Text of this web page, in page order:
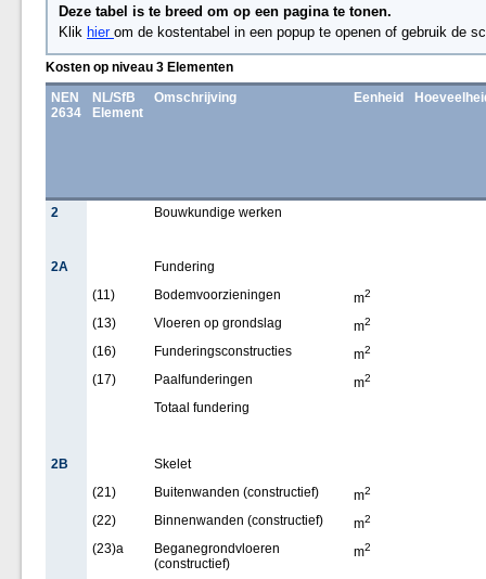
Deze tabel is te breed om op een pagina te tonen.
Klik hier om de kostentabel in een popup te openen of gebruik de
Kosten op niveau 3 Elementen
NEN
2634
NL/SfB
Element
Omschrijving Eenheid
2 Bouwkundige werken
2A
Fundering
(11)
Bodemvoorzieningen m2
(13) Vloeren op grondslag m2
(16) Funderingsconstructies m2
(17) Paalfunderingen m2
Totaal fundering
2B
Skelet
(21)
Buitenwanden (constructief) m2
(22) Binnenwanden (constructief) m2
(23)a
Beganegrondvloeren
(constructief)
m2